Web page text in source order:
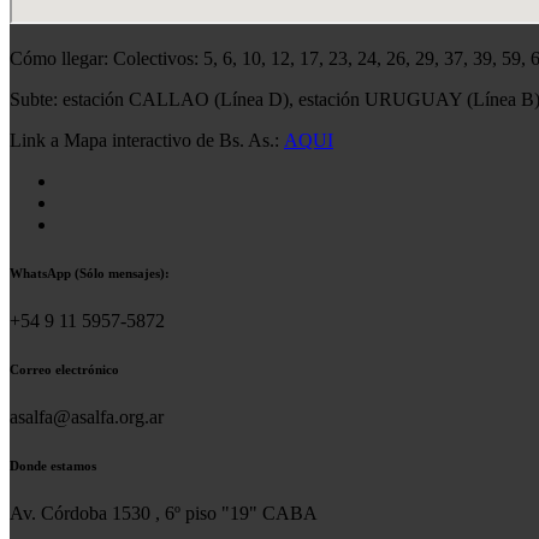
Cómo llegar: Colectivos: 5, 6, 10, 12, 17, 23, 24, 26, 29, 37, 39,
Subte: estación CALLAO (Línea D), estación URUGUAY (Línea B)
Link a Mapa interactivo de Bs. As.: AQUI
WhatsApp (Sólo mensajes):
+54 9 11 5957-5872
Correo electrónico
asalfa@asalfa.org.ar
Donde estamos
Av. Córdoba 1530 , 6º piso "19" CABA